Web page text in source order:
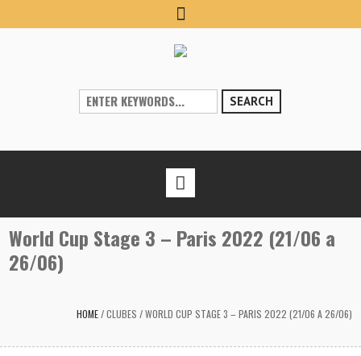
SEARCH
World Cup Stage 3 – Paris 2022 (21/06 a
26/06)
HOME/CLUBES /WORLD CUP STAGE 3 – PARIS 2022 (21/06 A 26/06)